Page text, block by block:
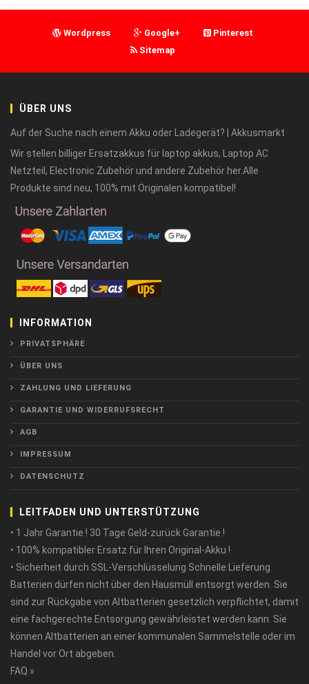
Wordpress Google+
Pinterest
Sitemap
ÜBER UNS
Auf der Suche nach einem Akku oder Ladegerät? | Akkusmarkt
Wir stellen billiger Ersatzakkus für laptop akkus, Laptop AC
Netzteil, Electronic Zubehör und andere Zubehör her.Alle
Produkte sind neu, 100% mit Originalen kompatibel!
INFORMATION
PRIVATSPHÄRE
ÜBER UNS
ZAHLUNG UND LIEFERUNG
GARANTIE UND WIDERRUFSRECHT
AGB
IMPRESSUM
DATENSCHUTZ
LEITFADEN UND UNTERSTÜTZUNG
• 1 Jahr Garantie ! 30 Tage Geld-zurück Garantie !
• 100% kompatibler Ersatz für Ihren Original-Akku !
• Sicherheit durch SSL-Verschlüsselung Schnelle Lieferung
Batterien dürfen nicht über den Hausmüll entsorgt werden. Sie
sind zur Rückgabe von Altbatterien gesetzlich verpflichtet, damit
eine fachgerechte Entsorgung gewährleistet werden kann. Sie
können Altbatterien an einer kommunalen Sammelstelle oder im
Handel vor Ort abgeben.
FAQ »